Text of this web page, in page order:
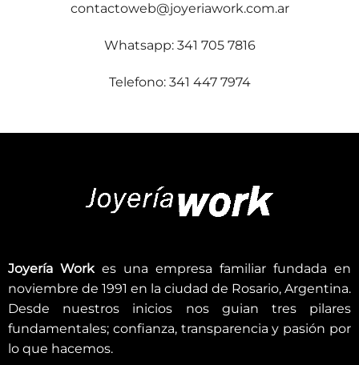
contactoweb@joyeriawork.com.ar
Whatsapp: 341 705 7816
Telefono: 341 447 7974
Joyería Workes una empresa familiar fundada en
noviembre de 1991 en la ciudad de Rosario, Argentina.
Desde nuestros inicios nos guian tres pilares
fundamentales; confianza, transparencia y pasión por
lo que hacemos.